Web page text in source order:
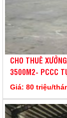
CHO THUÊ
3500M2- PCCC
Giá: 80 triệu/